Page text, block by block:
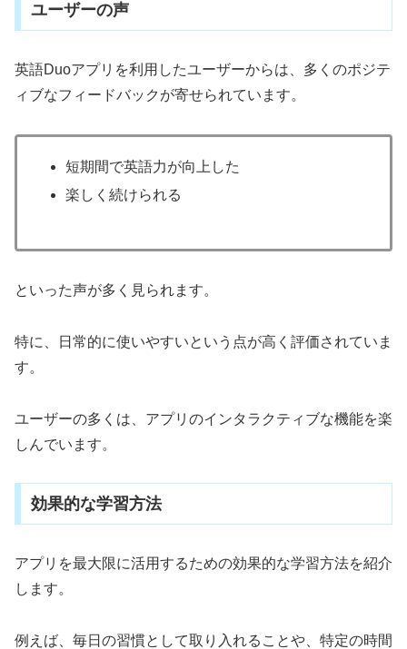
ユーザーの声
英語Duoアプリを利用したユーザーからは、多くのポジテ
ィブなフィードバックが寄せられています。
短期間で英語力が向上した
楽しく続けられる
といった声が多く見られます。
特に、日常的に使いやすいという点が高く評価されていま
す。
ユーザーの多くは、アプリのインタラクティブな機能を楽
しんでいます。
効果的な学習方法
アプリを最大限に活用するための効果的な学習方法を紹介
します。
例えば、毎日の習慣として取り入れることや、特定の時間